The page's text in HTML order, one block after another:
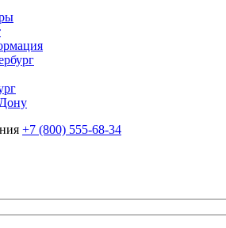
+7 (800) 555-68-34